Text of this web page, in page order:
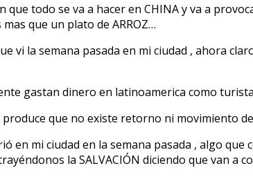
todo se va a hacer en CHINA y va a
que un plato de ARROZ…
vi la semana pasada en mi ciudad , ahora
gastan dinero en latinoamerica como
que no existe retorno ni movimiento
mi ciudad en la semana pasada , algo que
la SALVACIÓN diciendo que van a